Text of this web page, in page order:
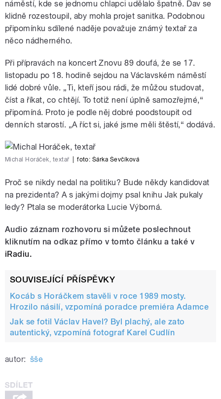
náměstí, kde se jednomu chlapci udělalo špatně. Dav se
klidně rozestoupil, aby mohla projet sanitka. Podobnou
připomínku sdílené naděje považuje známý textař za
něco nádherného.
Při přípravách na koncert Znovu 89 doufá, že se 17.
listopadu po 18. hodině sejdou na Václavském náměstí
lidé dobré vůle. „Ti, kteří jsou rádi, že můžou studovat,
číst a říkat, co chtějí. To totiž není úplně samozřejmé,“
připomíná. Proto je podle něj dobré poodstoupit od
denních starostí. „A říct si, jaké jsme měli štěstí,“ dodává.
Michal Horáček, textař foto: Šárka Ševčíková
Proč se nikdy nedal na politiku? Bude někdy kandidovat
na prezidenta? A s jakými dojmy psal knihu Jak pukaly
ledy? Ptala se moderátorka Lucie Výborná.
Audio záznam rozhovoru si můžete poslechnout
kliknutím na odkaz přímo v tomto článku a také v
iRadiu.
SOUVISEJÍCÍ PŘÍSPĚVKY
Kocáb s Horáčkem stavěli v roce 1989 mosty.
Hrozilo násilí, vzpomíná poradce premiéra Adamce
Jak se fotil Václav Havel? Byl plachý, ale zato
autentický, vzpomíná fotograf Karel Cudlín
autor: šše